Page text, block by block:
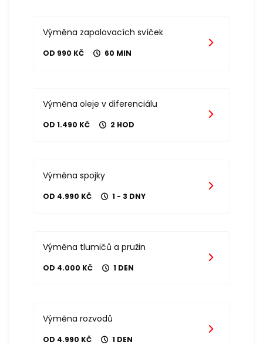
Výměna zapalovacích svíček
OD 990 KČ 60 MIN
Výměna oleje v diferenciálu
OD 1.490 KČ 2 HOD
Výměna spojky
OD 4.990 KČ 1 - 3 DNY
Výměna tlumičů a pružin
OD 4.000 KČ 1 DEN
Výměna rozvodů
OD 4.990 KČ 1 DEN